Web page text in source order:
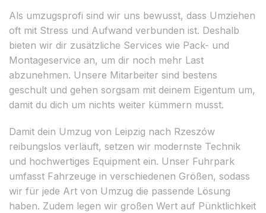
Als umzugsprofi sind wir uns bewusst, dass Umziehen
oft mit Stress und Aufwand verbunden ist. Deshalb
bieten wir dir zusätzliche Services wie Pack- und
Montageservice an, um dir noch mehr Last
abzunehmen. Unsere Mitarbeiter sind bestens
geschult und gehen sorgsam mit deinem Eigentum um,
damit du dich um nichts weiter kümmern musst.
Damit dein Umzug von Leipzig nach Rzeszów
reibungslos verläuft, setzen wir modernste Technik
und hochwertiges Equipment ein. Unser Fuhrpark
umfasst Fahrzeuge in verschiedenen Größen, sodass
wir für jede Art von Umzug die passende Lösung
haben. Zudem legen wir großen Wert auf Pünktlichkeit